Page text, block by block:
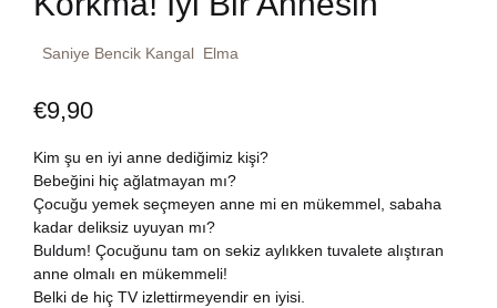
Fransızca
Ingilizce
Bize Ulaşın
TR
DE
Saniye Bencik Kangal Elma
€9,90
Kim şu en iyi anne dediğimiz kişi?
Bebeğini hiç ağlatmayan mı?
Çocuğu yemek seçmeyen anne mi en mükemmel, sabaha
kadar deliksiz uyuyan mı?
Buldum! Çocuğunu tam on sekiz aylıkken tuvalete alıştıran
anne olmalı en mükemmeli!
Belki de hiç TV izlettirmeyendir en iyisi.